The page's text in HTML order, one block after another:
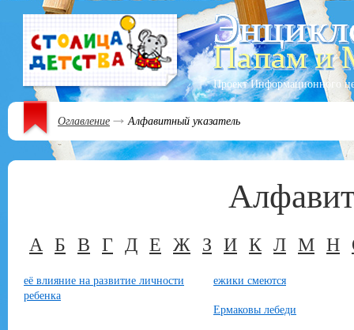
Проект Информационного
Оглавление Алфавитный указатель
А Б В Г Д Е Ж З И К Л М Н
её влияние на развитие личности
ребенка
ежики смеются
Ермаковы лебеди